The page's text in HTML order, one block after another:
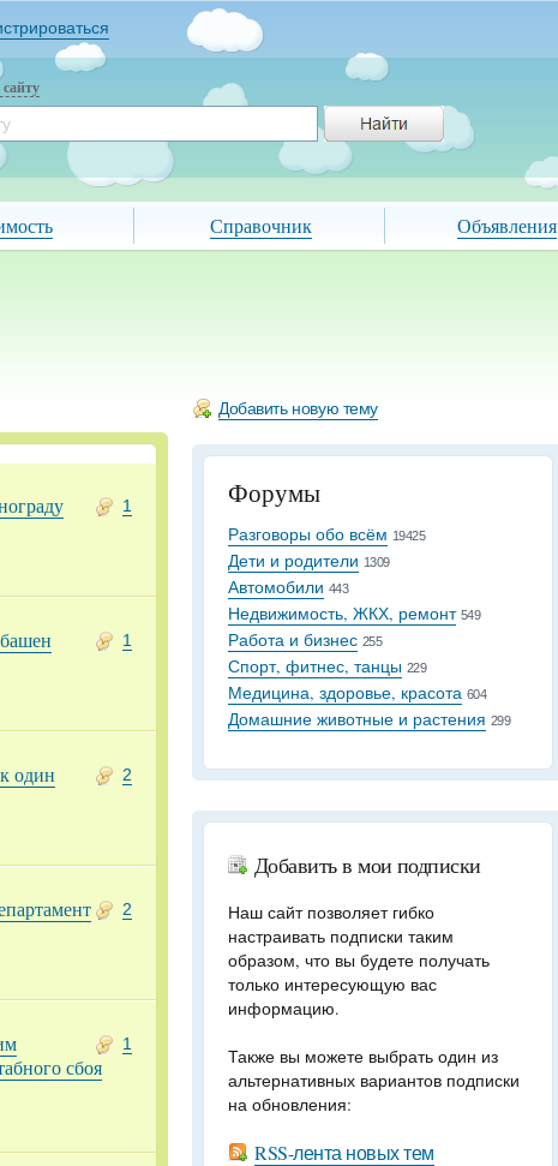
Справочник Объявления
1
1
2
один
2
1
сбоя
Добавить новую тему
Форумы
Разговоры обо всём 19425
Дети и родители 1309
Автомобили 443
Недвижимость, ЖКХ, ремонт 549
Работа и бизнес 255
Спорт, фитнес, танцы 229
Медицина, здоровье, красота 604
Домашние животные и растения 299
Добавить в мои подписки
Наш сайт позволяет гибко
настраивать подписки таким
образом, что вы будете получать
только интересующую вас
информацию.
Также вы можете выбрать один из
альтернативных вариантов подписки
на обновления:
RSS-лента новых тем